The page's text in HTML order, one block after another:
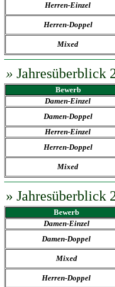
Herren-Einzel
Herren-Doppel
Mixed
» Jahresüberblick
Bewerb
Damen-Einzel
Damen-Doppel
Herren-Einzel
Herren-Doppel
Mixed
» Jahresüberblick
Bewerb
Damen-Einzel
Damen-Doppel
Mixed
Herren-Doppel